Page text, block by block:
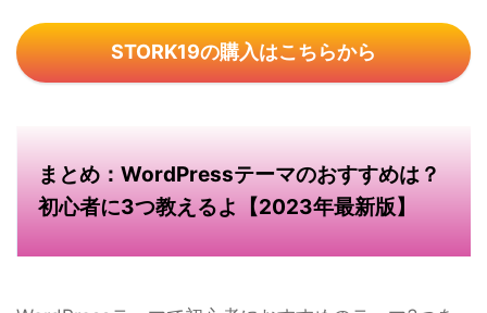
STORK19の購入はこちらから
まとめ：WordPressテーマのおすすめは？
初心者に3つ教えるよ【2023年最新版】